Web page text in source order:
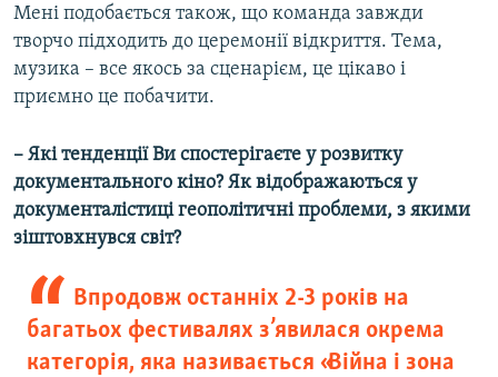
Мені подобається також, що команда завжди
творчо підходить до церемонії відкриття. Тема,
музика – все якось за сценарієм, це цікаво і
приємно це побачити.
– Які тенденції Ви спостерігаєте у розвитку
документального кіно? Як відображаються у
документалістиці геополітичні проблеми, з якими
зіштовхнувся світ?
Впродовж останніх 2-3 років на
багатьох фестивалях з’явилася окрема
категорія, яка називається «Війна і зона